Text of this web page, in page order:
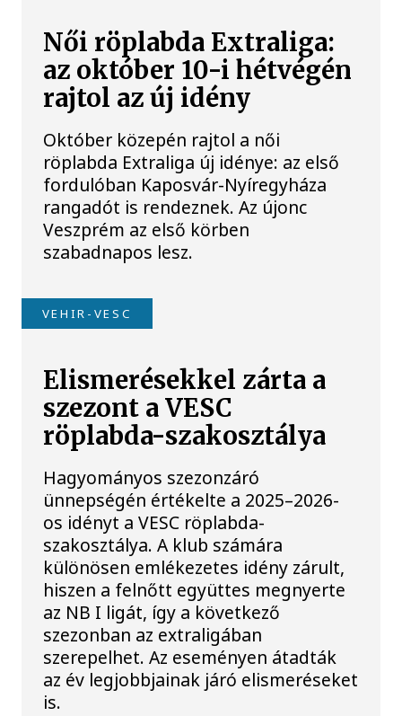
Női röplabda Extraliga:
az október 10-i hétvégén
rajtol az új idény
Október közepén rajtol a női
röplabda Extraliga új idénye: az első
fordulóban Kaposvár-Nyíregyháza
rangadót is rendeznek. Az újonc
Veszprém az első körben
szabadnapos lesz.
VEHIR-VESC
Elismerésekkel zárta a
szezont a VESC
röplabda-szakosztálya
Hagyományos szezonzáró
ünnepségén értékelte a 2025–2026-
os idényt a VESC röplabda-
szakosztálya. A klub számára
különösen emlékezetes idény zárult,
hiszen a felnőtt együttes megnyerte
az NB I ligát, így a következő
szezonban az extraligában
szerepelhet. Az eseményen átadták
az év legjobbjainak járó elismeréseket
is.